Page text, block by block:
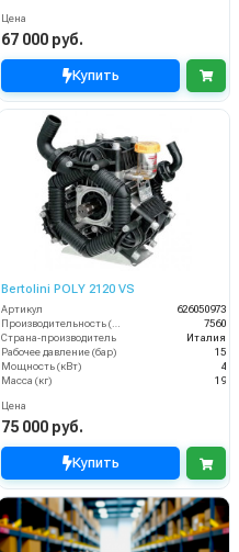
Цена
67 000 руб.
Купить
Bertolini POLY 2120 VS
Артикул
626050973
Производительность (л/ч)
7560
Страна-производитель
Италия
Рабочее давление (бар)
15
Мощность (кВт)
4
Масса (кг)
19
Цена
75 000 руб.
Купить